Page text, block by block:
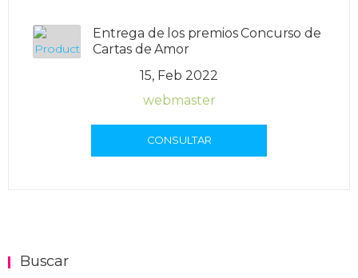
Entrega de los premios Concurso de
Cartas de Amor
15, Feb 2022
webmaster
CONSULTAR
Buscar